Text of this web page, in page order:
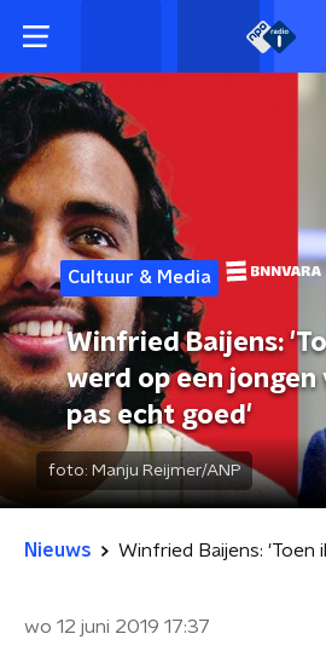
Cultuur & Media
Winfried Baijens:
werd op een
pas echt goed'
foto: Manju Reijmer/ANP
Nieuws
wo 12 juni 2019 17:37